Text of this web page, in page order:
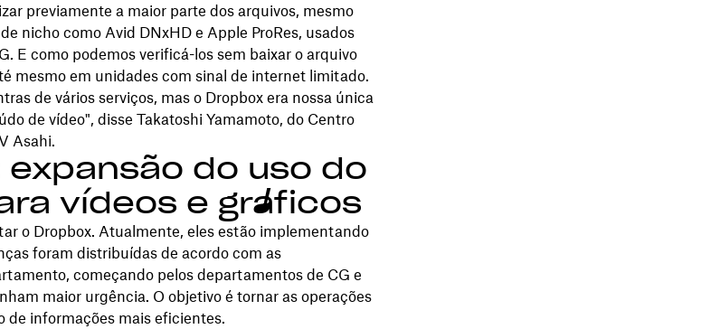
previamente a maior parte dos arquivos, mesmo
nicho como Avid DNxHD e Apple ProRes, usados
E como podemos verificá-los sem baixar o arquivo
mesmo em unidades com sinal de internet limitado.
de vários serviços, mas o Dropbox era nossa única
de vídeo", disse Takatoshi Yamamoto, do Centro
Asahi.
expansão do uso do
vídeos e gráficos
o Dropbox. Atualmente,‌ eles estão implementando
foram distribuídas de acordo com as
começando pelos departamentos de CG e
maior urgência. O objetivo é tornar as operações
de informações mais eficientes.